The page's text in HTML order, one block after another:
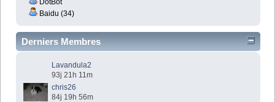
DotBot
Baidu (34)
Derniers Membres
Lavandula2
93j 21h 11m
chris26
84j 19h 56m